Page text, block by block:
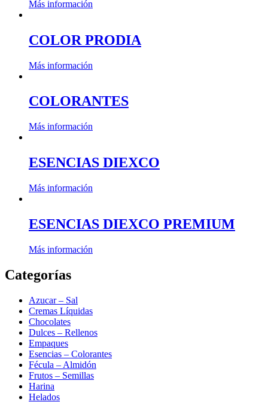
Más información
COLOR PRODIA
Más información
COLORANTES
Más información
ESENCIAS DIEXCO
Más información
ESENCIAS DIEXCO PREMIUM
Más información
Categorías
Azucar – Sal
Cremas Líquidas
Chocolates
Dulces – Rellenos
Empaques
Esencias – Colorantes
Fécula – Almidón
Frutos – Semillas
Harina
Helados